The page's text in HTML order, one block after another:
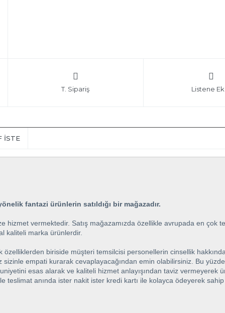
T. Sipariş Listene
İSTE
fantazi ürünlerin satıldığı bir mağazadır.
hizmet vermektedir. Satış mağazamızda özellikle avrupada en çok
kaliteli marka ürünlerdir.
biriside müşteri temsilcisi personellerin cinsellik
sizinle empati kurarak cevaplayacağından emin olabilirsiniz. Bu
esas alarak ve kaliteli hizmet anlayışından taviz vermeyerek
anında ister nakit ister kredi kartı ile kolayca ödeyerek